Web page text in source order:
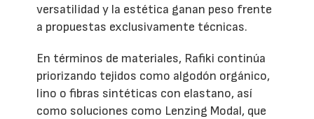
versatilidad y la estética ganan peso frente
a propuestas exclusivamente técnicas.
En términos de materiales, Rafiki continúa
priorizando tejidos como algodón orgánico,
lino o fibras sintéticas con elastano, así
como soluciones como Lenzing Modal, que